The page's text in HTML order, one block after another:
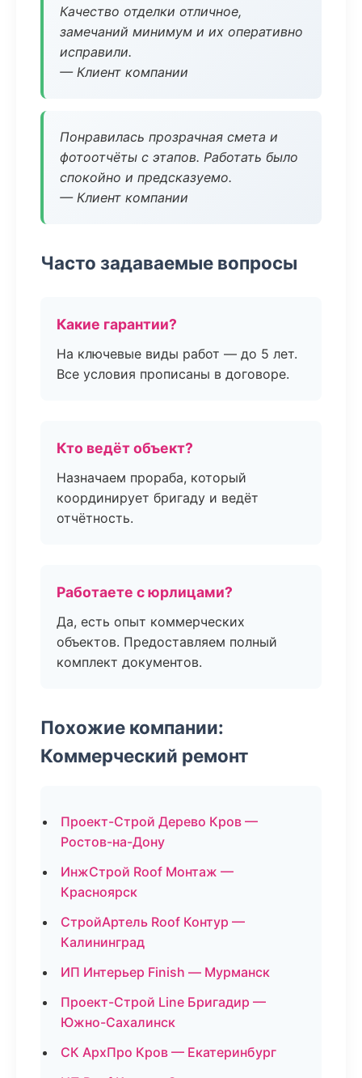
Качество отделки отличное,
замечаний минимум и их оперативно
исправили.
— Клиент компании
Понравилась прозрачная смета и
фотоотчёты с этапов. Работать было
спокойно и предсказуемо.
— Клиент компании
Часто задаваемые вопросы
Какие гарантии?
На ключевые виды работ — до 5 лет.
Все условия прописаны в договоре.
Кто ведёт объект?
Назначаем прораба, который
координирует бригаду и ведёт
отчётность.
Работаете с юрлицами?
Да, есть опыт коммерческих
объектов. Предоставляем полный
комплект документов.
Похожие компании:
Коммерческий ремонт
Проект-Строй Дерево Кров —
Ростов-на-Дону
ИнжСтрой Roof Монтаж —
Красноярск
СтройАртель Roof Контур —
Калининград
ИП Интерьер Finish — Мурманск
Проект-Строй Line Бригадир —
Южно-Сахалинск
СК АрхПро Кров — Екатеринбург